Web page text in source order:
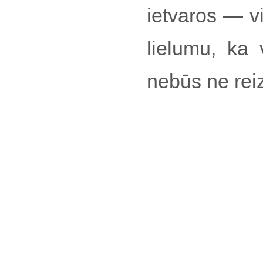
ietvaros —
lielumu, ka
nebūs ne